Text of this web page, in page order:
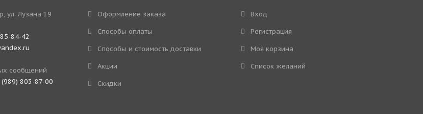
ул. Лузана 19
84-42
сообщений
(989) 803-87-00
Оформление заказа
Способы оплаты
Способы и стоимость доставки
Акции
Скидки
Вход
Регистрация
Моя корзина
Cписок желаний